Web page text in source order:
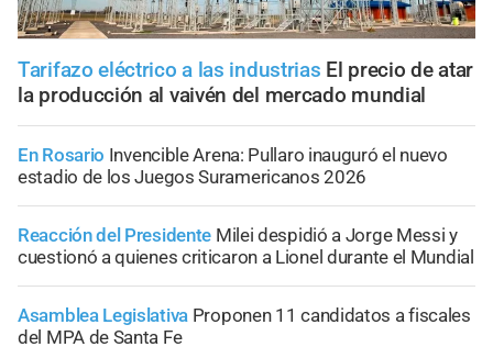
Tarifazo eléctrico a las industrias El precio de atar
la producción al vaivén del mercado mundial
En Rosario Invencible Arena: Pullaro inauguró el nuevo
estadio de los Juegos Suramericanos 2026
Reacción del Presidente Milei despidió a Jorge Messi y
cuestionó a quienes criticaron a Lionel durante el Mundial
Asamblea Legislativa Proponen 11 candidatos a fiscales
del MPA de Santa Fe